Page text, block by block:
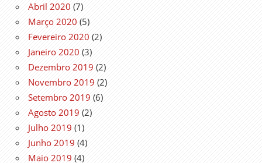
Abril 2020 (7)
Março 2020 (5)
Fevereiro 2020 (2)
Janeiro 2020 (3)
Dezembro 2019 (2)
Novembro 2019 (2)
Setembro 2019 (6)
Agosto 2019 (2)
Julho 2019 (1)
Junho 2019 (4)
Maio 2019 (4)